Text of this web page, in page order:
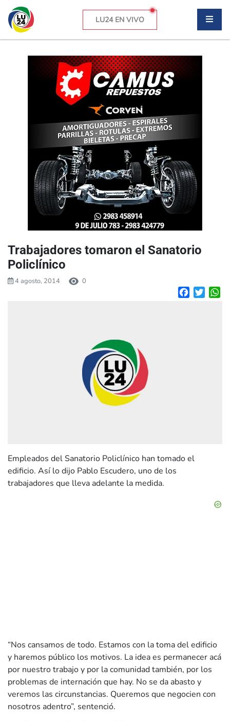
LU24 EN VIVO
Trabajadores tomaron el Sanatorio
Policlínico
4 agosto, 2014 0
Facebook
Empleados del Sanatorio Policlínico han tomado el
edificio. Así lo dijo Pablo Escudero, uno de los
trabajadores que lleva adelante la medida.
“Nos cansamos de todo. Estamos con la toma del edificio
y haremos público los motivos. La idea es permanecer acá
por nuestro trabajo y por la comunidad también, por los
problemas de internación que hay. No se da abasto y
veremos las circunstancias. Queremos que negocien con
nosotros adentro”, sentenció.